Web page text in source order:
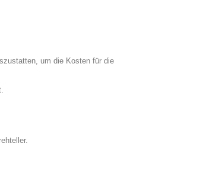
um die Kosten für die